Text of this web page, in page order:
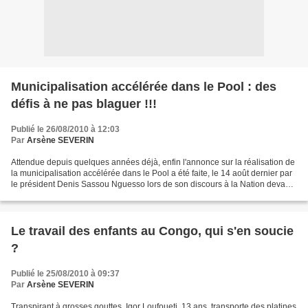
Municipalisation accélérée dans le Pool : des
défis à ne pas blaguer !!!
Publié le 26/08/2010 à 12:03
Par Arsène SEVERIN
Attendue depuis quelques années déjà, enfin l'annonce sur la réalisation de
la municipalisation accélérée dans le Pool a été faite, le 14 août dernier par
le président Denis Sassou Nguesso lors de son discours à la Nation devant
Le travail des enfants au Congo, qui s'en soucie
?
Publié le 25/08/2010 à 09:37
Par Arsène SEVERIN